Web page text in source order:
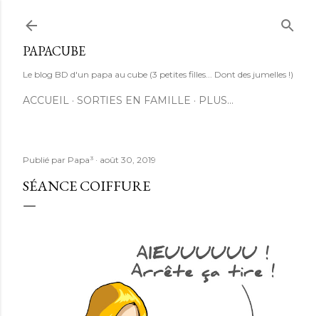
PAPACUBE
Le blog BD d'un papa au cube (3 petites filles... Dont des jumelles !)
ACCUEIL SORTIES EN FAMILLE PLUS…
Publié par Papa³ août 30, 2019
SÉANCE COIFFURE